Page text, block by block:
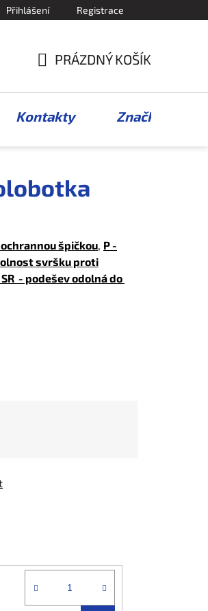
Přihlášení Registrace
KOŠÍK
PRÁZDNÝ KOŠÍK
Kontakty Značky
špičkou, P -
svršku proti
- podešev odolná do